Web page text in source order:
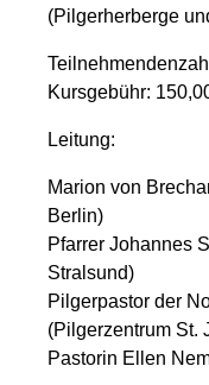
(Pilgerherberge
Kursgebühr:
Leitung:
Marion von
Berlin)
Pfarrer Johannes
Stralsund)
Pilgerpastor der
(Pilgerzentrum St.
Pastorin Ellen